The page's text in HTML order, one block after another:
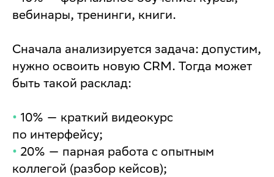
вебинары, тренинги, книги.
Сначала анализируется задача: допустим,
нужно освоить новую CRM. Тогда может
быть такой расклад:
• 10% — краткий видеокурс
по интерфейсу;
• 20% — парная работа с опытным
коллегой (разбор кейсов);